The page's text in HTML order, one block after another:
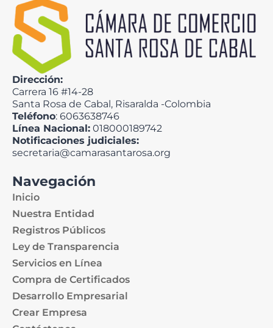
Dirección:
Carrera 16 #14-28
Santa Rosa de Cabal, Risaralda -Colombia
Teléfono: 6063638746
Línea Nacional: 018000189742
Notificaciones judiciales:
secretaria@camarasantarosa.org
Navegación
Inicio
Nuestra Entidad
Registros Públicos
Ley de Transparencia
Servicios en Línea
Compra de Certificados
Desarrollo Empresarial
Crear Empresa